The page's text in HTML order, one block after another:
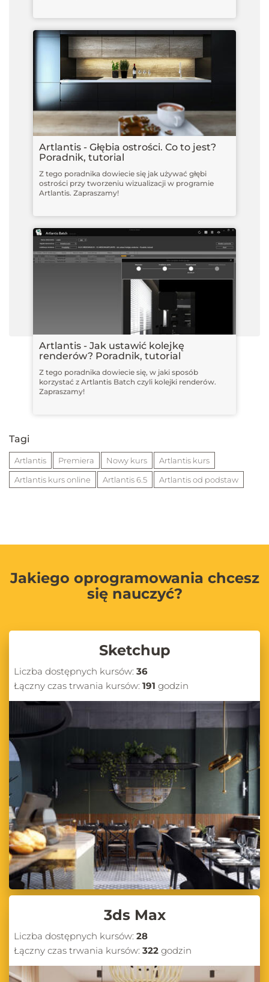
Artlantis - Głębia ostrości. Co to jest?
Poradnik, tutorial
Z tego poradnika dowiecie się jak używać głębi
ostrości przy tworzeniu wizualizacji w programie
Artlantis. Zapraszamy!
Artlantis - Jak ustawić kolejkę
renderów? Poradnik, tutorial
Z tego poradnika dowiecie się, w jaki sposób
korzystać z Artlantis Batch czyli kolejki renderów.
Zapraszamy!
Tagi
Artlantis Premiera Nowy kurs
Artlantis kurs
Artlantis kurs online
Artlantis 6.5 Artlantis od podstaw
Jakiego oprogramowania chcesz
się nauczyć?
Sketchup
Liczba dostępnych kursów: 36
Łączny czas trwania kursów: 191 godzin
3ds Max
Liczba dostępnych kursów: 28
Łączny czas trwania kursów: 322 godzin